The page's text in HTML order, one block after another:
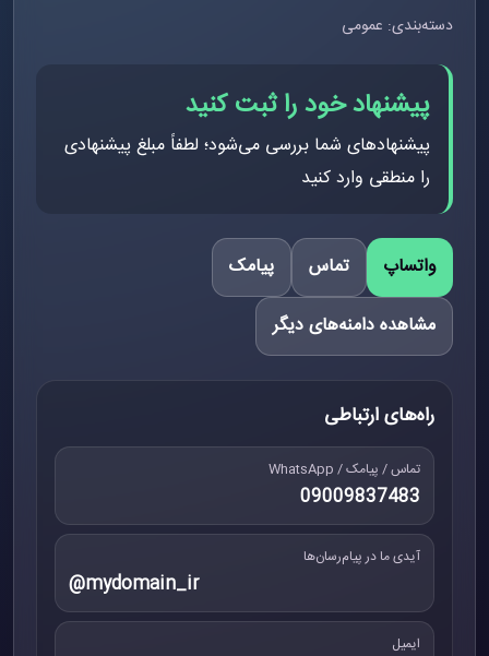
دسته‌بندی: عمومی
پیشنهاد خود را ثبت کنید
پیشنهادهای شما بررسی می‌شود؛ لطفاً مبلغ پیشنهادی
را منطقی وارد کنید
واتساپ تماس
پیامک
مشاهده دامنه‌های دیگر
راه‌های ارتباطی
تماس / پیامک / WhatsApp
09009837483
آیدی ما در پیام‌رسان‌ها
@mydomain_ir
ایمیل